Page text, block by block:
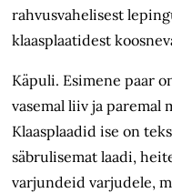
rahvusvahelisest
klaasplaatidest
Käpuli. Esimene paar
vasemal liiv ja paremal
Klaasplaadid ise on
säbrulisemat laadi,
varjundeid varjudele,